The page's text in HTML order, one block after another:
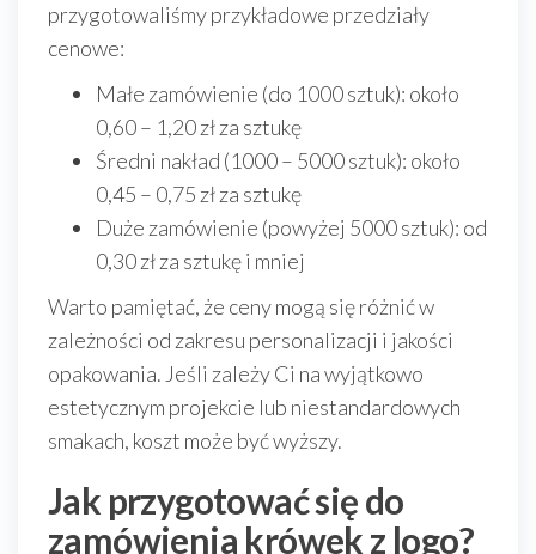
przygotowaliśmy przykładowe przedziały
cenowe:
Małe zamówienie (do 1000 sztuk): około
0,60 – 1,20 zł za sztukę
Średni nakład (1000 – 5000 sztuk): około
0,45 – 0,75 zł za sztukę
Duże zamówienie (powyżej 5000 sztuk): od
0,30 zł za sztukę i mniej
Warto pamiętać, że ceny mogą się różnić w
zależności od zakresu personalizacji i jakości
opakowania. Jeśli zależy Ci na wyjątkowo
estetycznym projekcie lub niestandardowych
smakach, koszt może być wyższy.
Jak przygotować się do
zamówienia krówek z logo?